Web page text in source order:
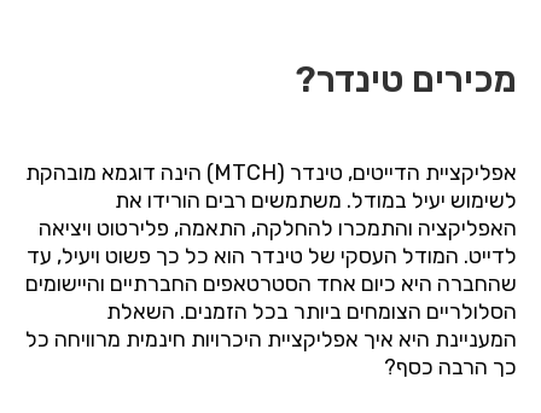
מכירים טינדר?
אפליקציית הדייטים, טינדר (MTCH)
הינה דוגמא מובהקת
לשימוש יעיל במודל. משתמשים רבים הורידו את
האפליקציה והתמכרו להחלקה, התאמה, פלירטוט ויציאה
לדייט. המודל העסקי של טינדר הוא כל כך פשוט ויעיל, עד
שהחברה היא כיום אחד הסטרטאפים החברתיים והיישומים
הסלולריים הצומחים ביותר בכל הזמנים. השאלת
המעניינת היא איך אפליקציית היכרויות חינמית מרוויחה כל
כך הרבה כסף?